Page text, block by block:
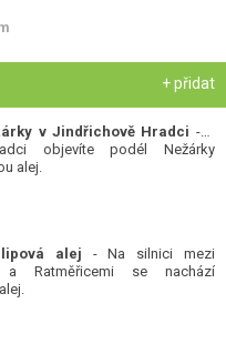
+ přidat
v Jindřichově Hradci - V
objevíte podél Nežárky
alej.
alej - Na silnici mezi
a Ratměřicemi se nachází